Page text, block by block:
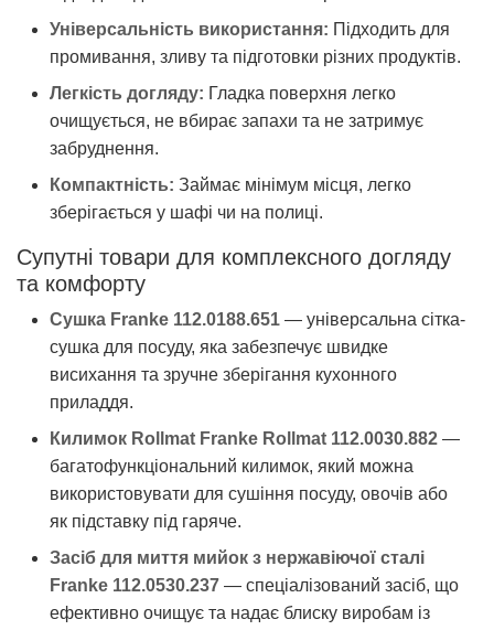
Універсальність використання: Підходить для
промивання, зливу та підготовки різних продуктів.
Легкість догляду: Гладка поверхня легко
очищується, не вбирає запахи та не затримує
забруднення.
Компактність: Займає мінімум місця, легко
зберігається у шафі чи на полиці.
Супутні товари для комплексного догляду
та комфорту
Сушка Franke 112.0188.651 — універсальна сітка-
сушка для посуду, яка забезпечує швидке
висихання та зручне зберігання кухонного
приладдя.
Килимок Rollmat Franke Rollmat 112.0030.882 —
багатофункціональний килимок, який можна
використовувати для сушіння посуду, овочів або
як підставку під гаряче.
Засіб для миття мийок з нержавіючої сталі
Franke 112.0530.237 — спеціалізований засіб, що
ефективно очищує та надає блиску виробам із